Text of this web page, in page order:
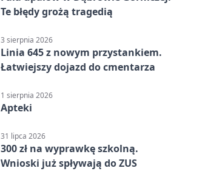
Te błędy grożą tragedią
3 sierpnia 2026
Linia 645 z nowym przystankiem.
Łatwiejszy dojazd do cmentarza
1 sierpnia 2026
Apteki
31 lipca 2026
300 zł na wyprawkę szkolną.
Wnioski już spływają do ZUS